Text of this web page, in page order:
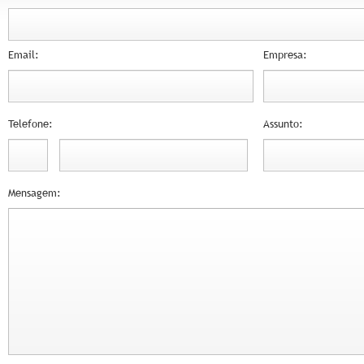
Email: Empresa:
Telefone: Assunto:
Mensagem: